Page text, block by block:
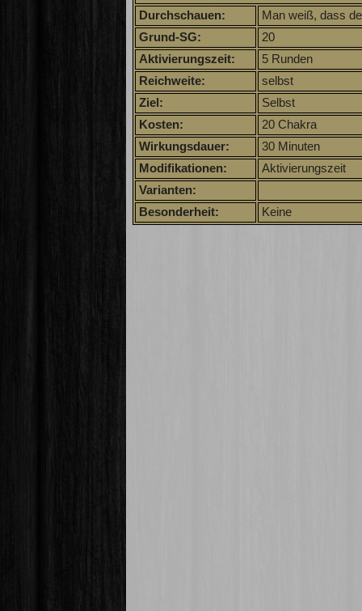
Durchschauen:
Man weiß, dass
Grund-SG:
20
Aktivierungszeit:
5 Runden
Reichweite:
selbst
Ziel:
Selbst
Kosten:
20 Chakra
Wirkungsdauer:
30 Minuten
Modifikationen:
Aktivierungszeit
Varianten:
Besonderheit:
Keine